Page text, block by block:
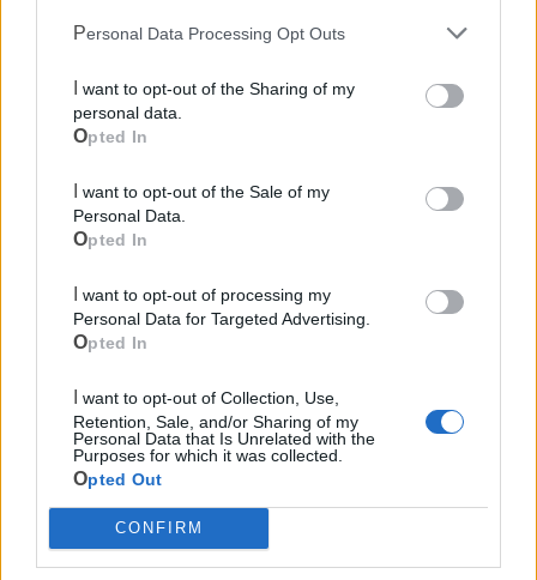
Personal Data Processing Opt Outs
personal data.
Opted In
Personal Data.
Opted In
Personal Data for Targeted Advertising.
Opted In
Retention, Sale, and/or Sharing of my
Personal Data that Is Unrelated with the
Purposes for which it was collected.
Opted Out
CONFIRM
Canile
Pubblica illuminazione
Ecocentro e rifiuti